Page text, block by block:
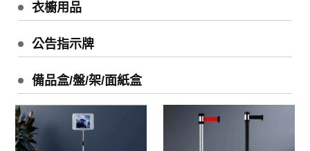
衣櫥用品
公告指示牌
備品盒/盤/架/面紙盒